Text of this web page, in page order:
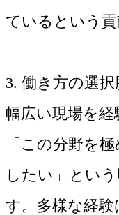
ているという貢
3. 働き方の選
幅広い現場を
「この分野を
したい」とい
す。多様な経